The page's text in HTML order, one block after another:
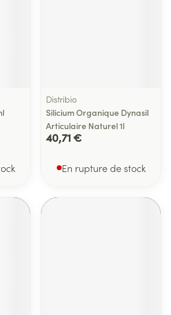
Distribio
Silicium Organique Dynasil
Articulaire Naturel 1l
40,71 €
En rupture de stock